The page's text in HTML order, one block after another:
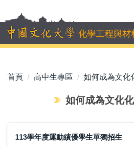
到
主
要
區
化學工程與材
首頁 高中生專區 如何成為文化
如何成為文化
113學年度運動績優學生單獨招生